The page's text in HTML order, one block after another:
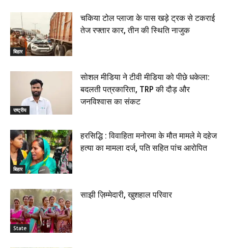
बिहार
चकिया टोल प्लाजा के पास खड़े ट्रक से टकराई
तेज रफ्तार कार, तीन की स्थिति नाजुक
राष्ट्रीय
सोशल मीडिया ने टीवी मीडिया को पीछे धकेला:
बदलती पत्रकारिता, TRP की दौड़ और
जनविश्वास का संकट
बिहार
हरसिद्धि : विवाहिता मनोरमा के मौत मामले मे दहेज
हत्या का मामला दर्ज, पति सहित पांच आरोपित
State
साझी ज़िम्मेदारी, खुशहाल परिवार